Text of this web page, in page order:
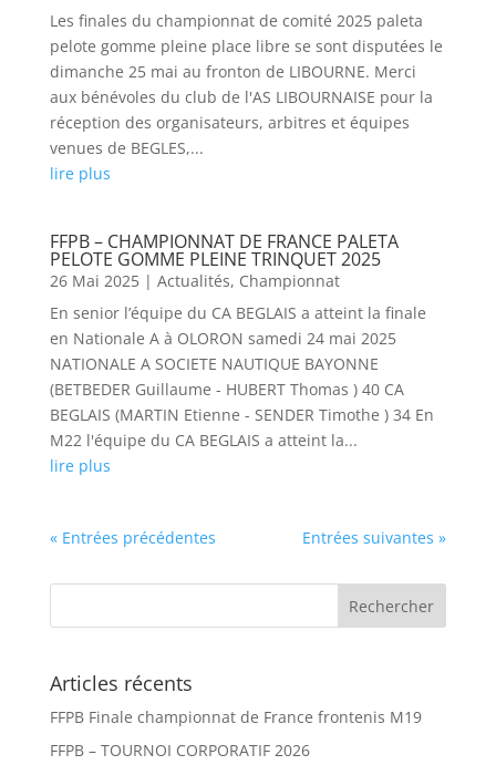
Les finales du championnat de comité 2025 paleta
pelote gomme pleine place libre se sont disputées le
dimanche 25 mai au fronton de LIBOURNE. Merci
aux bénévoles du club de l'AS LIBOURNAISE pour la
réception des organisateurs, arbitres et équipes
venues de BEGLES,...
lire plus
FFPB – CHAMPIONNAT DE FRANCE PALETA
PELOTE GOMME PLEINE TRINQUET 2025
26 Mai 2025| Actualités, Championnat
En senior l’équipe du CA BEGLAIS a atteint la finale
en Nationale A à OLORON samedi 24 mai 2025
NATIONALE A SOCIETE NAUTIQUE BAYONNE
(BETBEDER Guillaume - HUBERT Thomas ) 40 CA
BEGLAIS (MARTIN Etienne - SENDER Timothe ) 34 En
M22 l'équipe du CA BEGLAIS a atteint la...
lire plus
« Entrées précédentes Entrées suivantes »
Articles récents
FFPB Finale championnat de France frontenis M19
FFPB – TOURNOI CORPORATIF 2026